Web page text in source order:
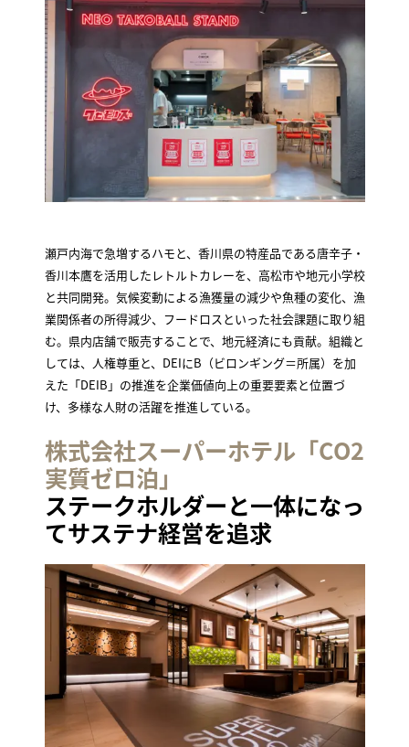
瀬戸内海で急増するハモと、香川県の特産品である唐辛子・
香川本鷹を活用したレトルトカレーを、高松市や地元小学校
と共同開発。気候変動による漁獲量の減少や魚種の変化、漁
業関係者の所得減少、フードロスといった社会課題に取り組
む。県内店舗で販売することで、地元経済にも貢献。組織と
しては、人権尊重と、DEIにB（ビロンギング＝所属）を加
えた「DEIB」の推進を企業価値向上の重要要素と位置づ
け、多様な人財の活躍を推進している。
株式会社スーパーホテル「CO2
実質ゼロ泊」
ステークホルダーと一体になっ
てサステナ経営を追求